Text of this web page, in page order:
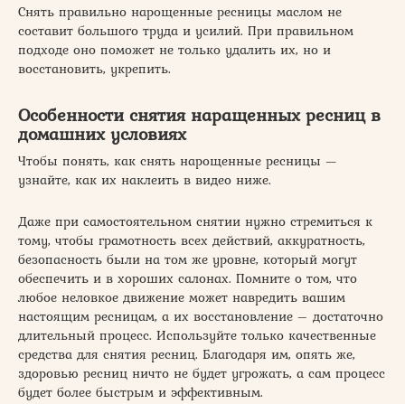
Снять правильно нарощенные ресницы маслом не
составит большого труда и усилий. При правильном
подходе оно поможет не только удалить их, но и
восстановить, укрепить.
Особенности снятия наращенных ресниц в
домашних условиях
Чтобы понять, как снять нарощенные ресницы —
узнайте, как их наклеить в видео ниже.
Даже при самостоятельном снятии нужно стремиться к
тому, чтобы грамотность всех действий, аккуратность,
безопасность были на том же уровне, который могут
обеспечить и в хороших салонах. Помните о том, что
любое неловкое движение может навредить вашим
настоящим ресницам, а их восстановление – достаточно
длительный процесс. Используйте только качественные
средства для снятия ресниц. Благодаря им, опять же,
здоровью ресниц ничто не будет угрожать, а сам процесс
будет более быстрым и эффективным.